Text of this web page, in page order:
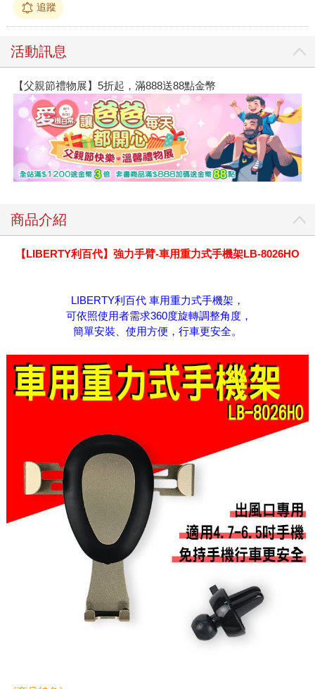
追蹤
活動訊息
【父親節禮物展】5折起，滿888送88點金幣
商品介紹
【LIBERTY利百代】強力手臂-車用重力式手機架LB-8026HO
LIBERTY利百代 車用重力式手機架，
可依照使用者需求360度旋轉調整角度，
簡單安裝、使用方便，行車更安全。